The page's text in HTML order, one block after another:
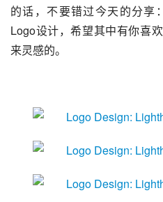
的话，不要错过今天的分享
Logo设计，希望其中有你喜
来灵感的。